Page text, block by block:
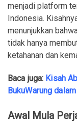
menjadi platform
Indonesia.
menunjukkan
tidak hanya
ketahanan dan
Baca juga: Kisah
BukuWarung
Awal Mula